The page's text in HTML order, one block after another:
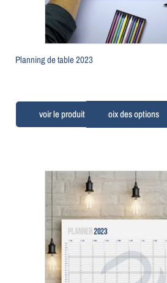
Planning de table 2023
Choix des options